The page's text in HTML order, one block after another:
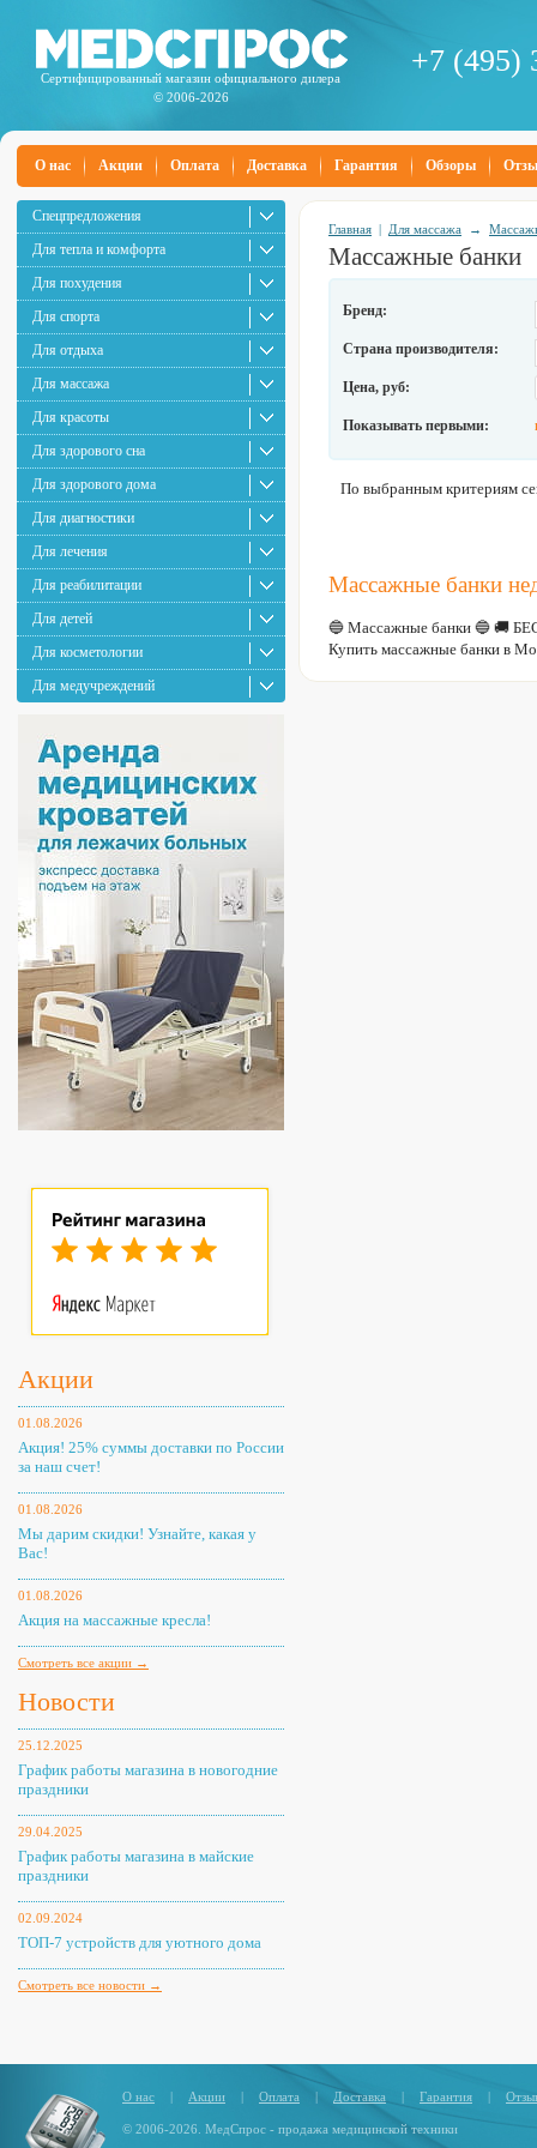
Сертифицированный магазин официального дилера
© 2006-2026
+7 (495)
О нас Акции Оплата Доставка Гарантия Обзоры
Спецпредложения
Для тепла и комфорта
Для похудения
Для спорта
Для отдыха
Для массажа
Для красоты
Для здорового сна
Для здорового дома
Для диагностики
Для лечения
Для реабилитации
Для детей
Для косметологии
Для медучреждений
Акции
01.08.2026
Акция! 25% суммы доставки по России
за наш счет!
01.08.2026
Мы дарим скидки! Узнайте, какая у
Вас!
01.08.2026
Акция на массажные кресла!
Смотреть все акции →
Новости
25.12.2025
График работы магазина в новогодние
праздники
29.04.2025
График работы магазина в майские
праздники
02.09.2024
ТОП-7 устройств для уютного дома
Смотреть все новости →
Главная | Для массажа →
Массажные банки
Бренд:
Страна производителя:
Цена, руб:
Показывать первыми:
По выбранным критериям
Массажные банки
🔵 Массажные банки 🔵 🚚
Купить массажные банки в
О нас | Акции | Оплата | Доставка | Гарантия |
© 2006-2026. МедСпрос - продажа медицинской техники